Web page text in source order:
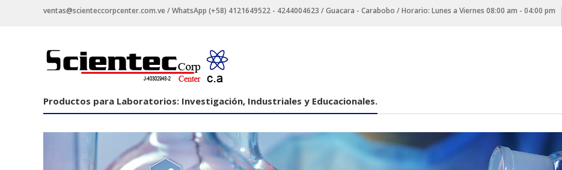
ventas@scienteccorpcenter.com.ve / WhatsApp (+58) 4121649522 - 4244004623 / Guacara - Carabobo / Horario: Lunes a Viernes 08:00 am - 04:00 pm
Productos
para
Laboratorios
Industriales
Educacionales.
Productos para Laboratorios: Investigación, Industriales y Educacionales.